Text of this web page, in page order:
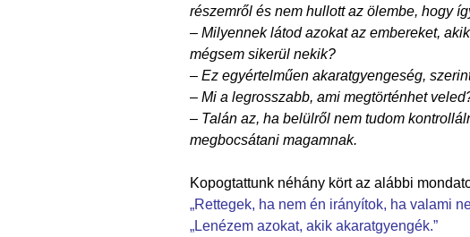
részemről és nem hullott az ölembe, hogy
– Milyennek látod azokat az embereket,
mégsem sikerül nekik?
– Ez egyértelműen akaratgyengeség,
– Mi a legrosszabb, ami megtörténhet
– Talán az, ha belülről nem tudom
megbocsátani magamnak.
Kopogtattunk néhány kört az alábbi
„Rettegek, ha nem én irányítok, ha valami
„Lenézem azokat, akik akaratgyengék.”